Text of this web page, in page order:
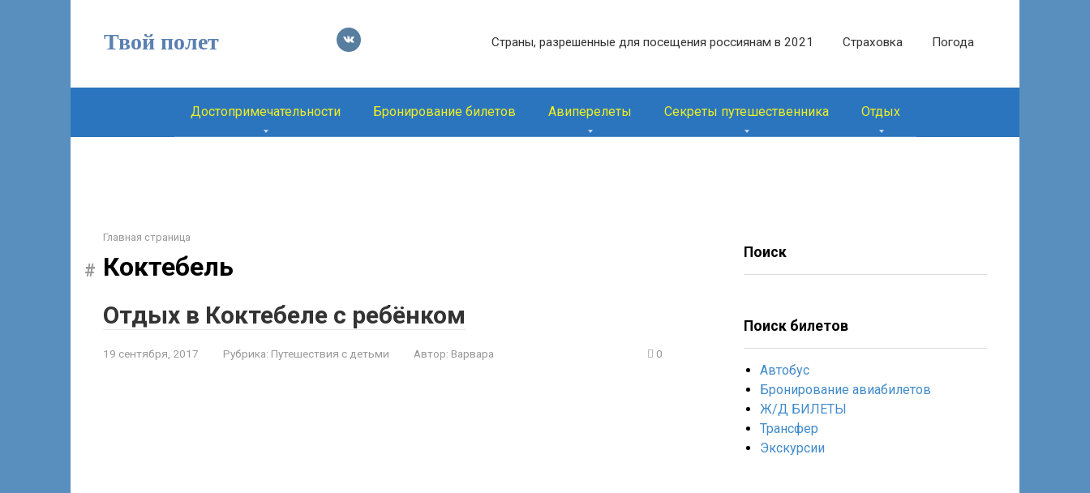
Твой полет Страны, разрешенные для посещения россиянам в 2021 Страховка Погода
Достопримечательности Бронирование билетов Авиперелеты Секреты путешественника Отдых
Главная страница
Коктебель
Отдых в Коктебеле с ребёнком
19 сентября, 2017 Рубрика: Путешествия с детьми Автор: Варвара 0
Поиск
Поиск билетов
Автобус
Бронирование авиабилетов
Ж/Д БИЛЕТЫ
Трансфер
Экскурсии